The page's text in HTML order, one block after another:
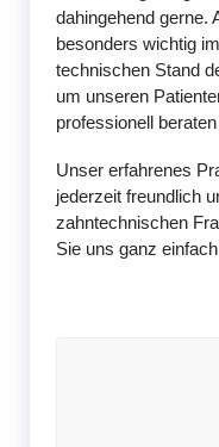
dahingehend gerne.
besonders wichtig
technischen Stand
um unseren
professionell
Unser erfahrenes
jederzeit freundlich
zahntechnischen
Sie uns ganz